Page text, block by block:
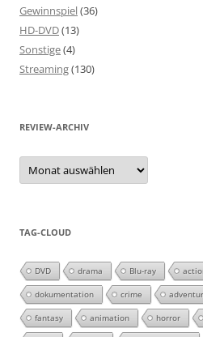
Gewinnspiel(36)
HD-DVD(13)
Sonstige(4)
Streaming(130)
REVIEW-ARCHIV
Review-
Archiv
TAG-CLOUD
DVD drama Blu-ray
dokumentation crime
fantasy animation horror